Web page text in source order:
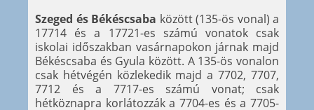
Szeged és Békéscsaba között (135-ös vonal) a
17714 és a 17721-es számú vonatok csak
iskolai időszakban vasárnapokon járnak majd
Békéscsaba és Gyula között. A 135-ös vonalon
csak hétvégén közlekedik majd a 7702, 7707,
7712 és a 7717-es számú vonat; csak
hétköznapra korlátozzák a 7704-es és a 7705-